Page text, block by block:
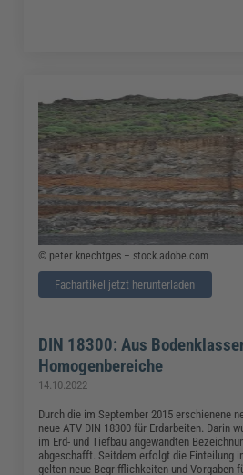
© peter knechtges – stock.adobe.com
Fachartikel jetzt herunterladen
DIN 18300: Aus
Homogenbereiche
14.10.2022
Durch die im September 2015 erschienene
neue ATV DIN 18300 für Erdarbeiten. Darin
im Erd- und Tiefbau angewandten
abgeschafft. Seitdem erfolgt die Einteilung
gelten neue Begrifflichkeiten und Vorgaben